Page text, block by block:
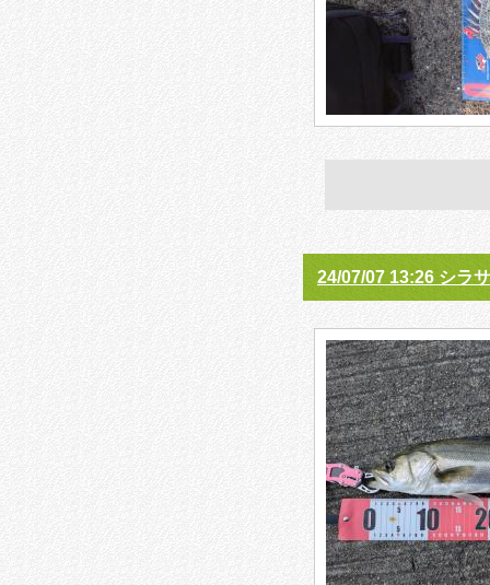
24/07/07 13:26 シラ